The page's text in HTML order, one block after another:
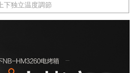
上下独立温度調節